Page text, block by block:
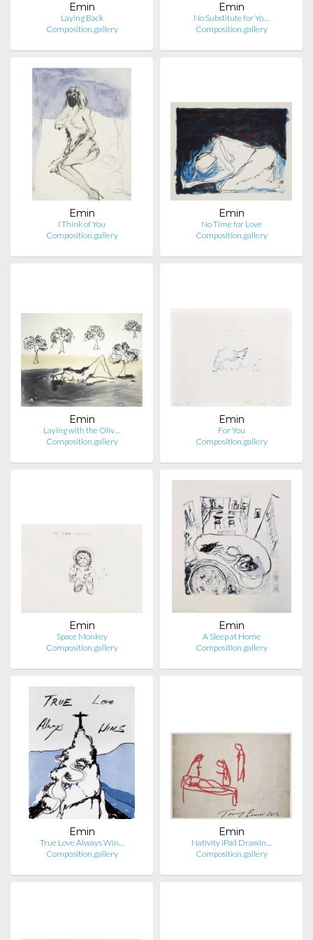
Emin
Laying Back
Composition.gallery
Emin
No Substitute for Yo…
Composition.gallery
Emin
I Think of You
Composition.gallery
Emin
No Time for Love
Composition.gallery
Emin
Laying with the Oliv…
Composition.gallery
Emin
For You
Composition.gallery
Emin
Space Monkey
Composition.gallery
Emin
A Sleep at Home
Composition.gallery
Emin
True Love Always Win…
Composition.gallery
Emin
Nativity iPad Drawin…
Composition.gallery